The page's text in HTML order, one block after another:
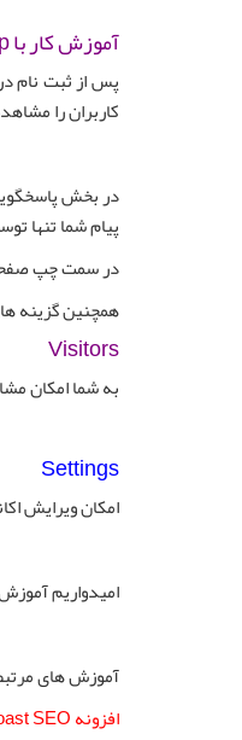
آموزش کار با Crisp
پس از ثبت نام
کاربران را
در بخش
پیام شما تنها
در سمت چپ صفحه
همچنین گزینه
Visitors
به شما امکان
Settings
امکان ویرایش
امیدواریم
آموزش های
افزونه Yoast SEO چیست؟ و نحوه کار با آن